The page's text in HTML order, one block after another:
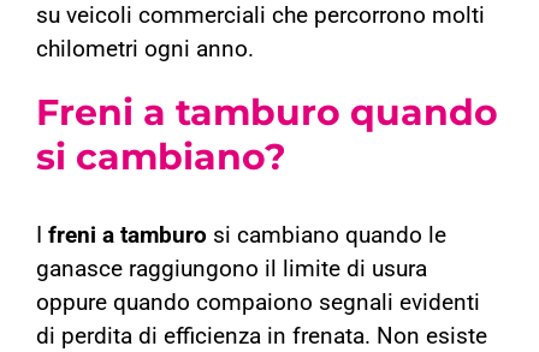
su veicoli commerciali che percorrono molti
chilometri ogni anno.
Freni a tamburo quando
si cambiano?
freni a tamburo si cambiano quando le
ganasce raggiungono il limite di usura
oppure quando compaiono segnali evidenti
di perdita di efficienza in frenata. Non esiste